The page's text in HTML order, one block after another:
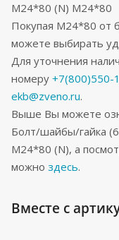
M24*80 (N) М24*80
Покупая М24*80 от
можете выбирать
Для уточнения
номеру +7(800)550-
ekb@zveno.ru.
Выше Вы можете
Болт/шайбы/гайка
M24*80 (N), а
можно здесь.
Вместе с